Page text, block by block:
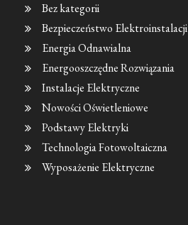
Bez kategorii
Bezpieczeństwo Elektroinstalacji
Energia Odnawialna
Energooszczędne Rozwiązania
Instalacje Elektryczne
Nowości Oświetleniowe
Podstawy Elektryki
Technologia Fotowoltaiczna
Wyposażenie Elektryczne